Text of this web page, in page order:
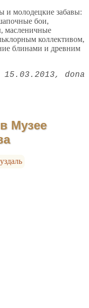
и молодецкие забавы:
бои,
масленичные
коллективом,
блинами и древним
15.03.2013 dona
Музее